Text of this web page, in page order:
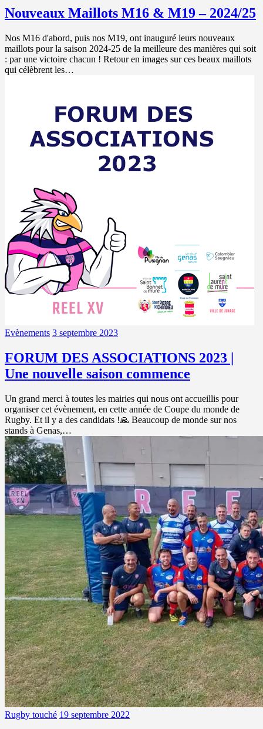
Nouveaux Maillots M16 & M19 – 2024/25
Nos M16 d'abord, puis nos M19, ont inauguré leurs nouveaux
maillots pour la saison 2024-25 de la meilleure des manières qui soit
: par une victoire chacun ! Retour en images sur ces beaux maillots
qui célèbrent les…
Evènements 3 septembre 2023
FORUM DES ASSOCIATIONS 2023 |
Une nouvelle saison commence
Un grand merci à toutes les mairies qui nous ont accueillis pour
organiser cet évènement, en cette année de Coupe du monde de
Rugby. Et il y a des candidats !🙏 Beaucoup de monde sur nos
stands à Genas,…
Rugby touché 19 septembre 2022